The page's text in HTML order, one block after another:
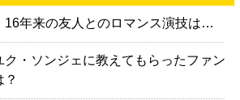
年来の友人とのロマンス演技は…
・ソンジェに教えてもらったファン